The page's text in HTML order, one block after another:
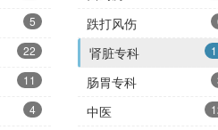
5 跌打风伤
22 肾脏专科
11 肠胃专科
4 中医